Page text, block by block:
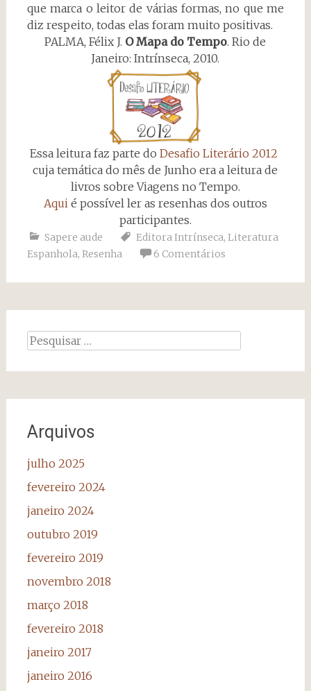
que marca o leitor de várias formas, no que me
diz respeito, todas elas foram muito positivas.
PALMA, Félix J. O Mapa do Tempo. Rio de
Janeiro: Intrínseca, 2010.
Essa leitura faz parte doDesafio Literário 2012
cuja temática do mês de Junho era a leitura de
livros sobre Viagens no Tempo.
Aqui é possível ler as resenhas dos outros
participantes.
Sapere aude Editora Intrínseca, Literatura
Espanhola, Resenha 6 Comentários
Pesquisar
por:
Arquivos
julho 2025
fevereiro 2024
janeiro 2024
outubro 2019
fevereiro 2019
novembro 2018
março 2018
fevereiro 2018
janeiro 2017
janeiro 2016